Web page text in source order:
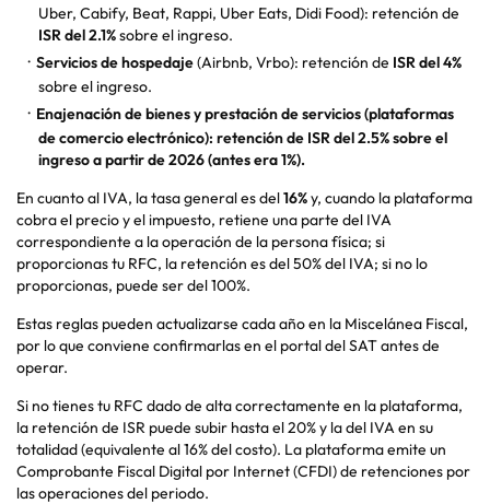
Uber, Cabify, Beat, Rappi, Uber Eats, Didi Food): retención de
ISR del 2.1%sobre el ingreso.
Servicios de hospedaje(Airbnb, Vrbo): retención de ISR del 4%
sobre el ingreso.
Enajenación de bienes y prestación de servicios (plataformas
de comercio electrónico): retención de ISR del 2.5% sobre el
ingreso a partir de 2026 (antes era 1%).
En cuanto al IVA, la tasa general es del16%y, cuando la plataforma
cobra el precio y el impuesto, retiene una parte del IVA
correspondiente a la operación de la persona física; si
proporcionas tu RFC, la retención es del 50% del IVA; si no lo
proporcionas, puede ser del 100%.
Estas reglas pueden actualizarse cada año en la Miscelánea Fiscal,
por lo que conviene confirmarlas en el portal del SAT antes de
operar.
Si no tienes tu RFC dado de alta correctamente en la plataforma,
la retención de ISR puede subir hasta el 20% y la del IVA en su
totalidad (equivalente al 16% del costo). La plataforma emite un
Comprobante Fiscal Digital por Internet (CFDI) de retenciones por
las operaciones del periodo.